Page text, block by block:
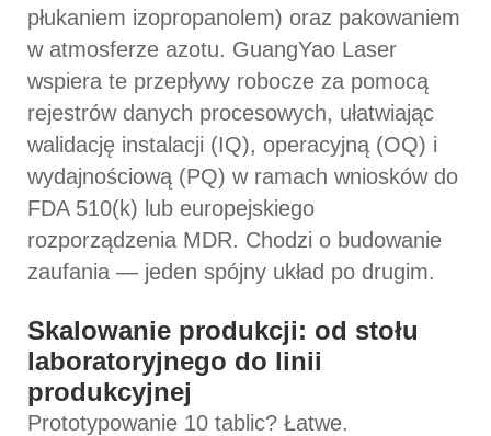
płukaniem izopropanolem) oraz pakowaniem
w atmosferze azotu. GuangYao Laser
wspiera te przepływy robocze za pomocą
rejestrów danych procesowych, ułatwiając
walidację instalacji (IQ), operacyjną (OQ) i
wydajnościową (PQ) w ramach wniosków do
FDA 510(k) lub europejskiego
rozporządzenia MDR. Chodzi o budowanie
zaufania — jeden spójny układ po drugim.
Skalowanie produkcji: od stołu
laboratoryjnego do linii
produkcyjnej
Prototypowanie 10 tablic? Łatwe.